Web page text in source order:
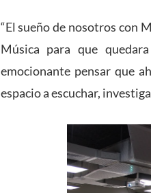
“El sueño de nosotros con
Música para que
emocionante pensar que
espacio a escuchar,